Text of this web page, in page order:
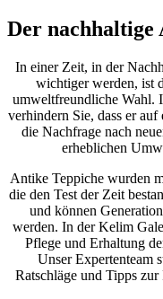
Der nachhaltige
In einer Zeit, in der
wichtiger werden, ist
umweltfreundliche Wahl.
verhindern Sie, dass er
die Nachfrage nach
erheblichen
Antike Teppiche wurden
die den Test der Zeit
und können
werden. In der Kelim
Pflege und Erhaltung
Unser Expertenteam
Ratschläge und Tipps